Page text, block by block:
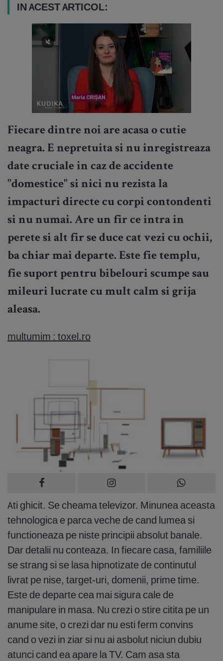
IN ACEST ARTICOL:
Fiecare dintre noi are acasa o cutie
neagra. E nepretuita si nu inregistreaza
date cruciale in caz de accidente
"domestice" si nici nu rezista la
impacturi directe cu corpi contondenti
si nu numai. Are un fir ce intra in
perete si alt fir se duce cat vezi cu ochii,
ba chiar mai departe. Este fie templu,
fie suport pentru bibelouri scumpe sau
mileuri lucrate cu mult calm si grija
aleasa.
multumim : toxel.ro
Ati ghicit. Se cheama televizor. Minunea aceasta
tehnologica e parca veche de cand lumea si
functioneaza pe niste principii absolut banale.
Dar detalii nu conteaza. In fiecare casa, familiile
se strang si se lasa hipnotizate de continutul
livrat pe nise, target-uri, domenii, prime time.
Este de departe cea mai sigura cale de
manipulare in masa. Nu crezi o stire citita pe un
anume site, o crezi dar nu esti ferm convins
cand o vezi in ziar si nu ai asbolut niciun dubiu
atunci cand ea apare la TV. Cam asa sta